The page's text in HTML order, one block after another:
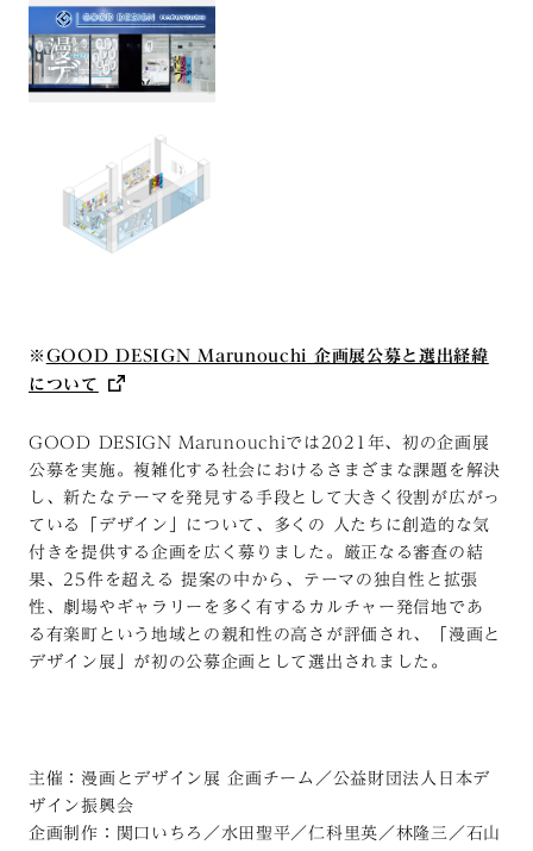
※ GOOD DESIGN Marunouchi 企画展公募と選出経緯
について
GOOD DESIGN Marunouchiでは2021年、初の企画展
公募を実施。複雑化する社会におけるさまざまな課題を解決
し、新たなテーマを発見する手段として大きく役割が広がっ
ている「デザイン」について、多くの 人たちに創造的な気
付きを提供する企画を広く募りました。厳正なる審査の結
果、25件を超える 提案の中から、テーマの独自性と拡張
性、劇場やギャラリーを多く有するカルチャー発信地であ
る有楽町という地域との親和性の高さが評価され、「漫画と
デザイン展」が初の公募企画として選出されました。
主催：漫画とデザイン展 企画チーム／公益財団法人日本デ
ザイン振興会
企画制作：関口いちろ／水田聖平／仁科里英／林隆三／石山